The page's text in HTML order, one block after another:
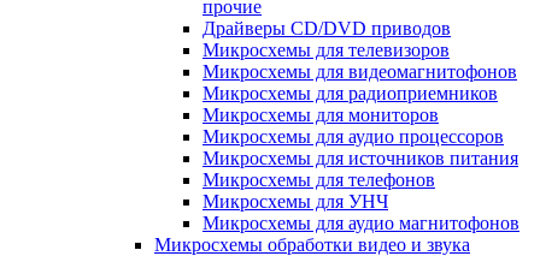
прочие
Драйверы CD/DVD приводов
Микросхемы для телевизоров
Микросхемы для видеомагнитофонов
Микросхемы для радиоприемников
Микросхемы для мониторов
Микросхемы для аудио процессоров
Микросхемы для источников питания
Микросхемы для телефонов
Микросхемы для УНЧ
Микросхемы для аудио магнитофонов
Микросхемы обработки видео и звука